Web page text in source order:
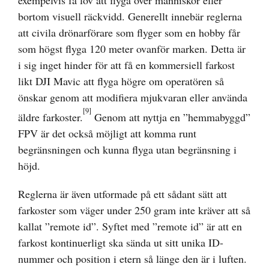
bortom visuell räckvidd. Generellt innebär reglerna
att civila drönarförare som flyger som en hobby får
som högst flyga 120 meter ovanför marken. Detta är
i sig inget hinder för att få en kommersiell farkost
likt DJI Mavic att flyga högre om operatören så
önskar genom att modifiera mjukvaran eller använda
äldre farkoster.[9] Genom att nyttja en ”hemmabyggd”
FPV är det också möjligt att komma runt
begränsningen och kunna flyga utan begränsning i
höjd.
Reglerna är även utformade på ett sådant sätt att
farkoster som väger under 250 gram inte kräver att så
kallat ”remote id”. Syftet med ”remote id” är att en
farkost kontinuerligt ska sända ut sitt unika ID-
nummer och position i etern så länge den är i luften.